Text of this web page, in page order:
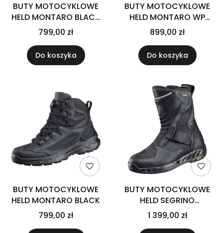
BUTY MOTOCYKLOWE
HELD MONTARO BLACK
RED
799,00 zł
Do koszyka
BUTY MOTOCYKLOWE
HELD MONTARO WP
BLACK
899,00 zł
Do koszyka
BUTY MOTOCYKLOWE
HELD MONTARO BLACK
799,00 zł
BUTY MOTOCYKLOWE
HELD SEGRINO
SURROUND GTX BLACK
39
1 399,00 zł